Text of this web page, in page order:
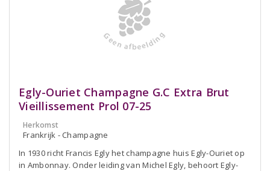
Egly-Ouriet Champagne G.C Extra Brut
Vieillissement Prol 07-25
Herkomst
Frankrijk - Champagne
In 1930 richt Francis Egly het champagne huis Egly-Ouriet op
in Ambonnay. Onder leiding van Michel Egly, behoort Egly-